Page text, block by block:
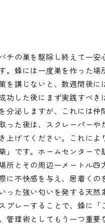
チの巣を駆除し終えて一
。蜂には一度巣を作った
を講じないと、数週間後
功した後にまず実践すべ
分泌しますが、これには
った後は、スクレーパー
上げてください。これに
」です。ホームセンター
所とその周辺一メートル
に不快感を与え、居着く
った強い匂いを発する天
プレーすることで、蜂に
管理術としてもう一つ重